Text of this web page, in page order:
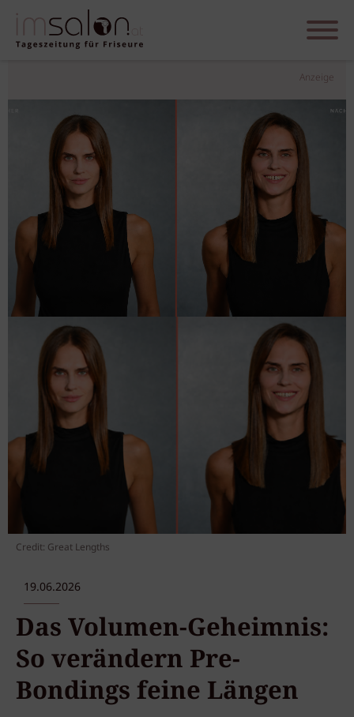
Anzeige
Credit: Great Lengths
19.06.2026
Das Volumen-Geheimnis:
So verändern Pre-
Bondings feine Längen